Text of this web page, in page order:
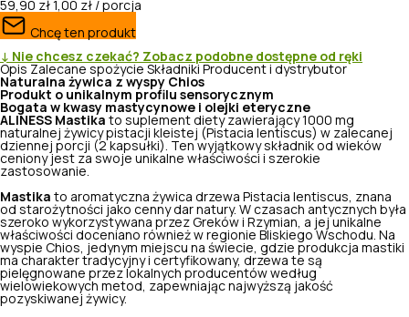
59,90 zł 1,00 zł / porcja
Chcę ten produkt
↓ Nie chcesz czekać? Zobacz podobne dostępne od ręki
Opis Zalecane spożycie Składniki Producent i dystrybutor
Naturalna żywica z wyspy Chios
Produkt o unikalnym profilu sensorycznym
Bogata w kwasy mastycynowe i olejki eteryczne
ALINESS Mastika to suplement diety zawierający 1000 mg
naturalnej żywicy pistacji kleistej (Pistacia lentiscus) w zalecanej
dziennej porcji (2 kapsułki). Ten wyjątkowy składnik od wieków
ceniony jest za swoje unikalne właściwości i szerokie
zastosowanie.
Mastika to aromatyczna żywica drzewa Pistacia lentiscus, znana
od starożytności jako cenny dar natury. W czasach antycznych była
szeroko wykorzystywana przez Greków i Rzymian, a jej unikalne
właściwości doceniano również w regionie Bliskiego Wschodu. Na
wyspie Chios, jedynym miejscu na świecie, gdzie produkcja mastiki
ma charakter tradycyjny i certyfikowany, drzewa te są
pielęgnowane przez lokalnych producentów według
wielowiekowych metod, zapewniając najwyższą jakość
pozyskiwanej żywicy.